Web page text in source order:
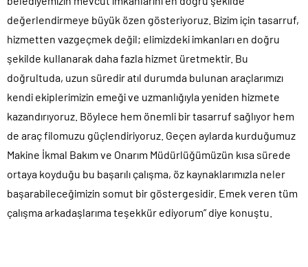
değerlendirmeye büyük özen gösteriyoruz. Bizim için tasarruf,
hizmetten vazgeçmek değil; elimizdeki imkanları en doğru
şekilde kullanarak daha fazla hizmet üretmektir. Bu
doğrultuda, uzun süredir atıl durumda bulunan araçlarımızı
kendi ekiplerimizin emeği ve uzmanlığıyla yeniden hizmete
kazandırıyoruz. Böylece hem önemli bir tasarruf sağlıyor hem
de araç filomuzu güçlendiriyoruz. Geçen aylarda kurduğumuz
Makine İkmal Bakım ve Onarım Müdürlüğümüzün kısa sürede
ortaya koyduğu bu başarılı çalışma, öz kaynaklarımızla neler
başarabileceğimizin somut bir göstergesidir. Emek veren tüm
çalışma arkadaşlarıma teşekkür ediyorum” diye konuştu.